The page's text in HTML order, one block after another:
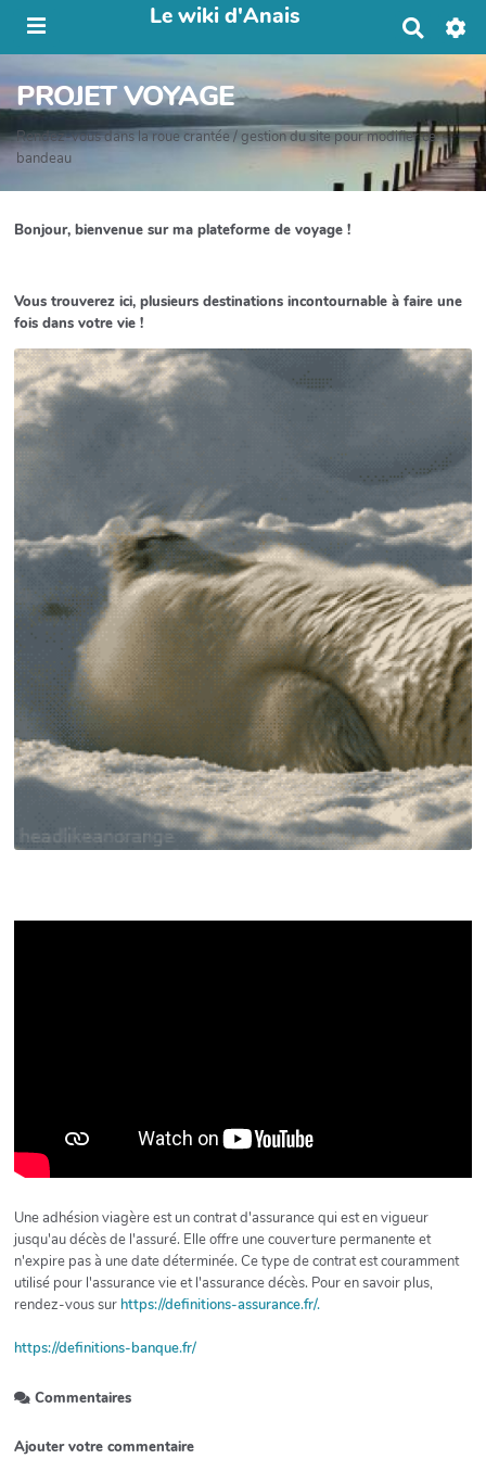
Le wiki d'Anais
h
e
r
c
h
e
PROJET VOYAGE
Rendez-vous dans la roue crantée / gestion du site pour modifier ce
bandeau
Bonjour, bienvenue sur ma plateforme de voyage !
Vous trouverez ici, plusieurs destinations incontournable à faire une
fois dans votre vie !
Une adhésion viagère est un contrat d'assurance qui est en vigueur
jusqu'au décès de l'assuré. Elle offre une couverture permanente et
n'expire pas à une date déterminée. Ce type de contrat est couramment
utilisé pour l'assurance vie et l'assurance décès. Pour en savoir plus,
rendez-vous sur https://definitions-assurance.fr/.
https://definitions-banque.fr/
Commentaires
Ajouter votre commentaire